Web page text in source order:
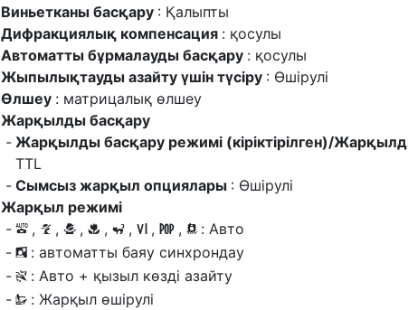
Виньетканы басқару : Қалыпты
Дифракциялық компенсация : қосулы
Автоматты бұрмалауды басқару : қосулы
Жыпылықтауды азайту үшін түсіру : Өшірулі
Өлшеу : матрицалық өлшеу
Жарқылды басқару
Жарқылды басқару режимі (кіріктірілген)/
TTL
Сымсыз жарқыл опциялары : Өшірулі
Жарқыл режимі
b , k , p , n , f , V , T , 5 : Авто
o : автоматты баяу синхрондау
s : Авто + қызыл көзді азайту
U : Жарқыл өшірулі